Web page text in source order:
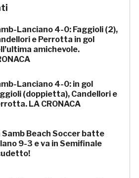
Lanciano 4-0: Faggioli (2),
e Perrotta in gol
amichevole.
Lanciano 4-0: in gol
(doppietta), Candellori e
LA CRONACA
Samb Beach Soccer batte
9-3 e va in Semifinale